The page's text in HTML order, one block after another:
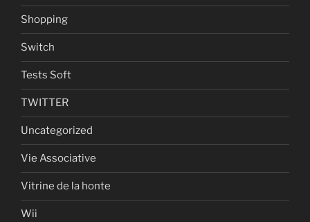
Shopping
Switch
Tests Soft
TWITTER
Uncategorized
Vie Associative
Vitrine de la honte
Wii